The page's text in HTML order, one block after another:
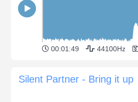
00:01:49 44100Hz
Silent Partner - Bring it up